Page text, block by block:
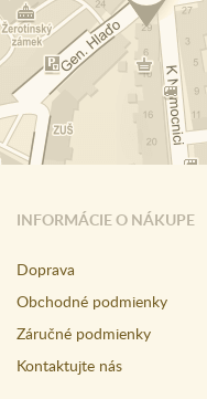
INFORMÁCIE O NÁKUPE
Doprava
Obchodné podmienky
Záručné podmienky
Kontaktujte nás